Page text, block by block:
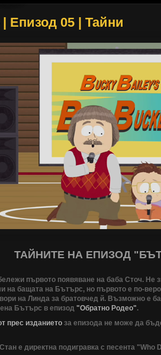
| Епизод 05 | Тайни
ТАЙНИТЕ НА ЕПИЗОД
първото появяване на баба Сточ. Не
на бащата на Бътърс, но първото е по-
на Линда за братовчед й. Възможно е
Бътърс в епизод "Обратно Родео".
прес изданието за епизода не може да
е директна подигравка с песента "Who